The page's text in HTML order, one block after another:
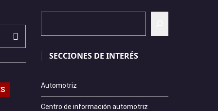
SECCIONES DE INTERÉS
Automotriz
Centro de información automotriz